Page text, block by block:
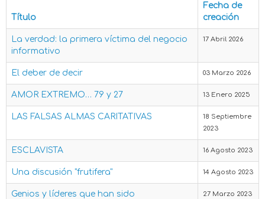
Título
Fecha de
creación
La verdad: la primera víctima del negocio
informativo
17 Abril 2026
El deber de decir 03 Marzo 2026
AMOR EXTREMO… 79 y 27 13 Enero 2025
LAS FALSAS ALMAS CARITATIVAS
18 Septiembre
2023
ESCLAVISTA 16 Agosto 2023
Una discusión "frutifera" 14 Agosto 2023
Genios y líderes que han sido
27 Marzo 2023